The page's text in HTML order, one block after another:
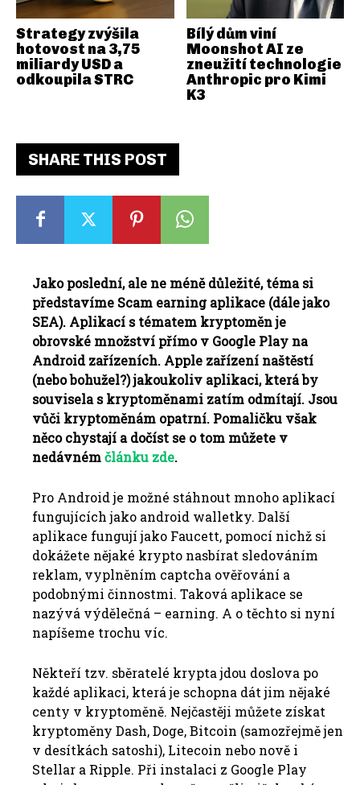
SHARE THIS POST
Jako poslední, ale ne méně důležité, téma si
představíme Scam earning aplikace (dále jako
SEA). Aplikací s tématem kryptoměn je
obrovské množství přímo v Google Play na
Android zařízeních. Apple zařízení naštěstí
(nebo bohužel?) jakoukoliv aplikaci, která by
souvisela s kryptoměnami zatím odmítají. Jsou
vůči kryptoměnám opatrní. Pomaličku však
něco chystají a dočíst se o tom můžete v
nedávnémčlánku zde.
Pro Android je možné stáhnout mnoho aplikací
fungujících jako android walletky. Další
aplikace fungují jako Faucett, pomocí nichž si
dokážete nějaké krypto nasbírat sledováním
reklam, vyplněním captcha ověřování a
podobnými činnostmi. Taková aplikace se
nazývá výdělečná – earning. A o těchto si nyní
napíšeme trochu víc.
Někteří tzv. sběratelé krypta jdou doslova po
každé aplikaci, která je schopna dát jim nějaké
centy v kryptoměně. Nejčastěji můžete získat
kryptoměny Dash, Doge, Bitcoin (samozřejmě jen
v desítkách satoshi), Litecoin nebo nově i
Stellar a Ripple. Při instalaci z Google Play
Strategy zvýšila
hotovost na 3,75
miliardy USD a
odkoupila STRC
Bílý dům viní
Moonshot AI ze
zneužití technologie
Anthropic pro Kimi
K3